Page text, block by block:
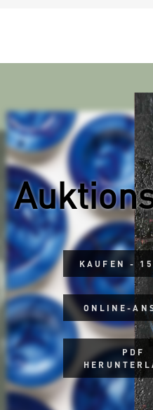
KAUFEN -
ONLINE-
PDF